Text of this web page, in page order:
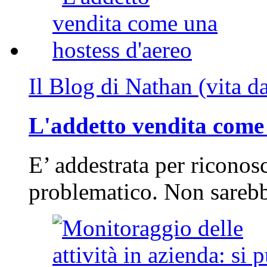
Il Blog di Nathan (vita
L'addetto vendita
E’ addestrata per
problematico. Non